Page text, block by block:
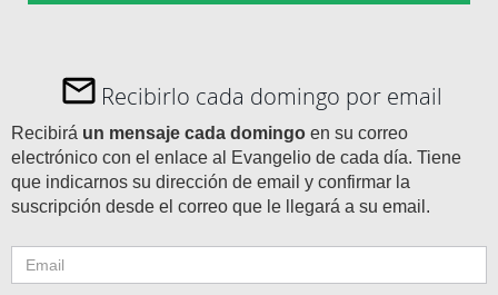
Recibirlo cada domingo por email
Recibirá un mensaje cada domingo en su correo
electrónico con el enlace al Evangelio de cada día. Tiene
que indicarnos su dirección de email y confirmar la
suscripción desde el correo que le llegará a su email.